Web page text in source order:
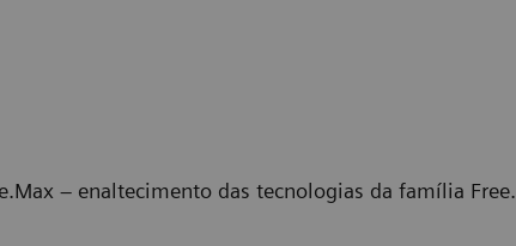
– enaltecimento das tecnologias da família Free.